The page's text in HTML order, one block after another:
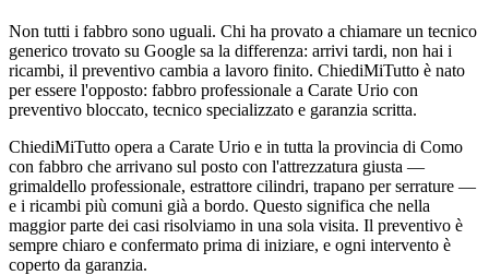
Non tutti i fabbro sono uguali. Chi ha provato a chiamare un tecnico
generico trovato su Google sa la differenza: arrivi tardi, non hai i
ricambi, il preventivo cambia a lavoro finito. ChiediMiTutto è nato
per essere l'opposto: fabbro professionale a Carate Urio con
preventivo bloccato, tecnico specializzato e garanzia scritta.
ChiediMiTutto opera a Carate Urio e in tutta la provincia di Como
con fabbro che arrivano sul posto con l'attrezzatura giusta —
grimaldello professionale, estrattore cilindri, trapano per serrature —
e i ricambi più comuni già a bordo. Questo significa che nella
maggior parte dei casi risolviamo in una sola visita. Il preventivo è
sempre chiaro e confermato prima di iniziare, e ogni intervento è
coperto da garanzia.